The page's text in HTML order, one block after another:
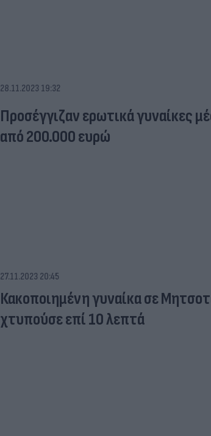
28.11.2023 19:32
Προσέγγιζαν ερωτικά γυναίκες
από 200.000 ευρώ
27.11.2023 20:45
Κακοποιημένη γυναίκα σε
χτυπούσε επί 10 λεπτά